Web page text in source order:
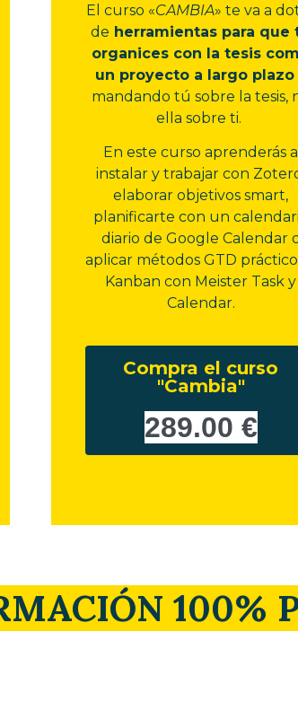
El curso «CAMBIA» te va a
de herramientas para que
organices con la tesis
un proyecto a largo plazo
mandando tú sobre la tesis,
ella sobre ti.
En este curso aprenderás a
instalar y trabajar con
elaborar objetivos smart,
planificarte con un
diario de Google Calendar
aplicar métodos GTD
Kanban con Meister Task y
Calendar.
Compra el curso
"Cambia"
289.00 €
100%